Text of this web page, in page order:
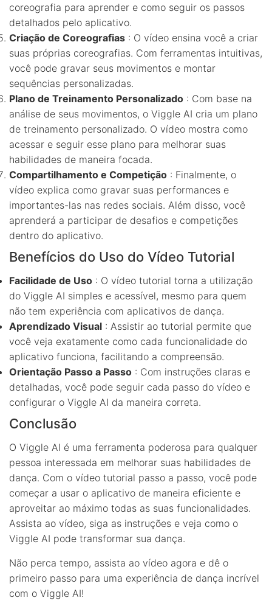
coreografia para aprender e como seguir os passos
detalhados pelo aplicativo.
Criação de Coreografias : O vídeo ensina você a criar
suas próprias coreografias. Com ferramentas intuitivas,
você pode gravar seus movimentos e montar
sequências personalizadas.
Plano de Treinamento Personalizado : Com base na
análise de seus movimentos, o Viggle AI cria um plano
de treinamento personalizado. O vídeo mostra como
acessar e seguir esse plano para melhorar suas
habilidades de maneira focada.
Compartilhamento e Competição : Finalmente, o
vídeo explica como gravar suas performances e
importantes-las nas redes sociais. Além disso, você
aprenderá a participar de desafios e competições
dentro do aplicativo.
Benefícios do Uso do Vídeo Tutorial
Facilidade de Uso : O vídeo tutorial torna a utilização
do Viggle AI simples e acessível, mesmo para quem
não tem experiência com aplicativos de dança.
Aprendizado Visual : Assistir ao tutorial permite que
você veja exatamente como cada funcionalidade do
aplicativo funciona, facilitando a compreensão.
Orientação Passo a Passo : Com instruções claras e
detalhadas, você pode seguir cada passo do vídeo e
configurar o Viggle AI da maneira correta.
Conclusão
O Viggle AI é uma ferramenta poderosa para qualquer
pessoa interessada em melhorar suas habilidades de
dança. Com o vídeo tutorial passo a passo, você pode
começar a usar o aplicativo de maneira eficiente e
aproveitar ao máximo todas as suas funcionalidades.
Assista ao vídeo, siga as instruções e veja como o
Viggle AI pode transformar sua dança.
Não perca tempo, assista ao vídeo agora e dê o
primeiro passo para uma experiência de dança incrível
com o Viggle AI!